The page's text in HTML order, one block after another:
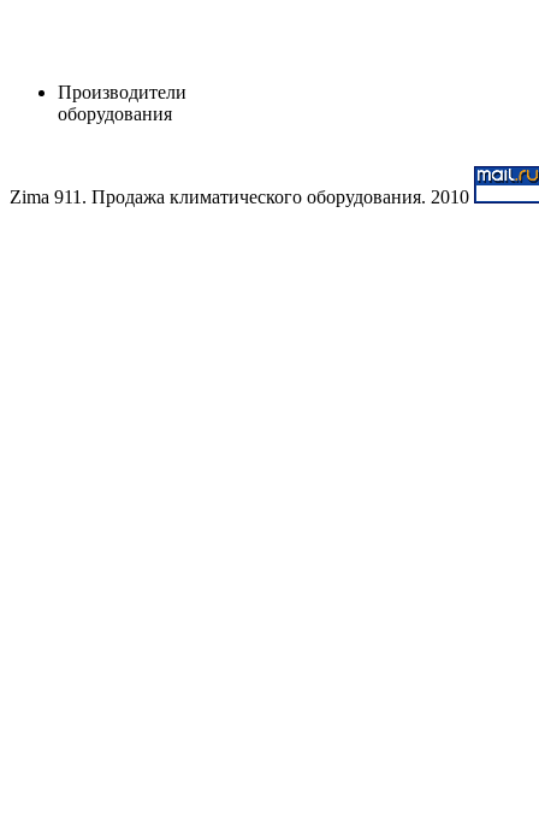
Производители
оборудования
Zima 911. Продажа климатического оборудования. 2010